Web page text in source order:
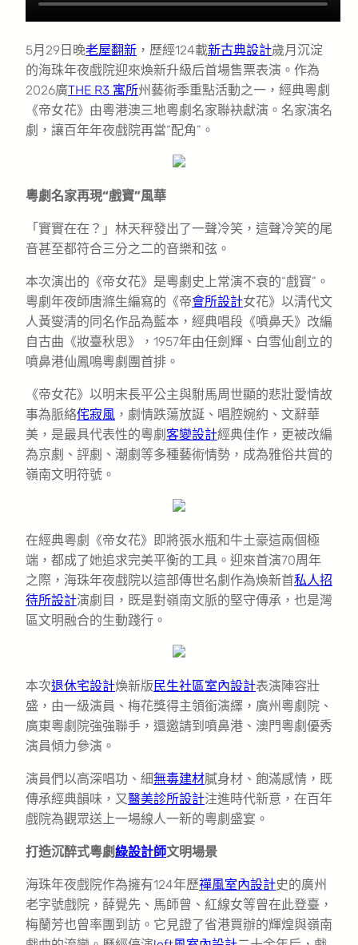
5月29日晚老屋翻新 ，歷經124載新古典設計歲月沉淀
的海珠年夜戲院迎來煥新升級后首場售票表演。作為
2026廣THE R3 寓所州藝術季重點活動之一，經典粵劇
《帝女花》由粵港澳三地粵劇名家聯袂獻演。名家演名
劇，讓百年年夜戲院再當“配角”。
粵劇名家再現“戲寶”風華
「實實在在？」林天秤發出了一聲冷笑，這聲冷笑的尾
音甚至都符合三分之二的音樂和弦。
本次演出的《帝女花》是粵劇史上常演不衰的“戲寶”。
粵劇年夜師唐滌生編寫的《帝會所設計女花》以清代文
人黃燮清的同名作品為藍本，經典唱段《噴鼻夭》改編
自古曲《妝臺秋思》，1957年由任劍輝、白雪仙創立的
噴鼻港仙鳳鳴粵劇團首排。
《帝女花》以明末長平公主與駙馬周世顯的悲壯愛情故
事為脈絡侘寂風 ，劇情跌蕩放誕、唱腔婉約、文辭華
美，是最具代表性的粵劇 客變設計經典佳作，更被改編
為京劇、評劇、潮劇等多種藝術情勢，成為雅俗共賞的
嶺南文明符號。
在經典粵劇《帝女花》即將張水瓶和牛土豪這兩個極
端，都成了她追求完美平衡的工具。迎來首演70周年
之際，海珠年夜戲院以這部傳世名劇作為煥新首私人招
待所設計演劇目，既是對嶺南文脈的堅守傳承，也是灣
區文明融合的生動踐行。
本次退休宅設計煥新版 民生社區室內設計表演陣容壯
盛，由一級演員、梅花獎得主領銜演繹，廣州粵劇院、
廣東粵劇院強強聯手，還邀請到噴鼻港、澳門粵劇優秀
演員傾力參演。
演員們以高深唱功、細無毒建材膩身材、飽滿感情，既
傳承經典韻味，又醫美診所設計注進時代新意，在百年
戲院為觀眾送上一場線人一新的粵劇盛宴。
打造沉醉式粵劇綠設計師文明場景
海珠年夜戲院作為擁有124年歷禪風室內設計史的廣州
老字號戲院，薛覺先、馬師曾、紅線女等曾在此登臺，
梅蘭芳也曾率團到訪。它見證了省港買辦的輝煌與嶺南